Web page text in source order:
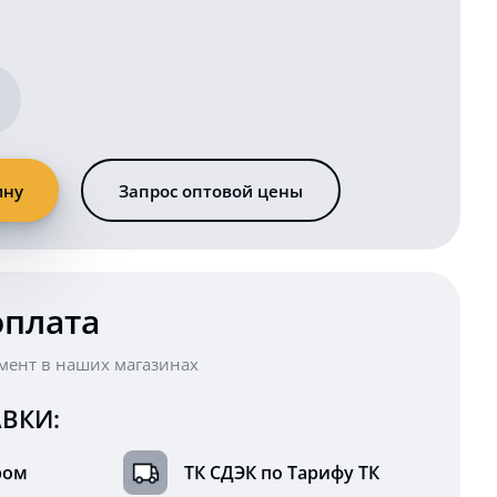
Запрос оптовой цены
в наших магазинах
ТК СДЭК по Тарифу ТК